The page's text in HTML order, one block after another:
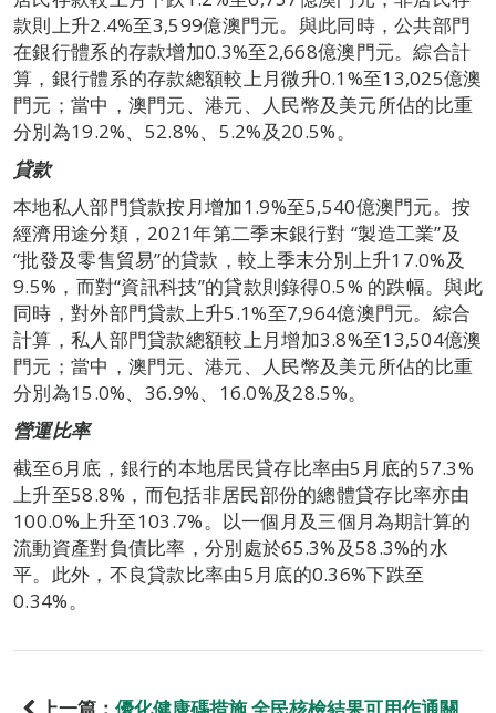
款則上升2.4%至3,599億澳門元。與此同時，公共部門
在銀行體系的存款增加0.3%至2,668億澳門元。綜合計
算，銀行體系的存款總額較上月微升0.1%至13,025億澳
門元；當中，澳門元、港元、人民幣及美元所佔的比重
分別為19.2%、52.8%、5.2%及20.5%。
貸款
本地私人部門貸款按月增加1.9%至5,540億澳門元。按
經濟用途分類，2021年第二季末銀行對 “製造工業”及
“批發及零售貿易”的貸款，較上季末分別上升17.0%及
9.5%，而對“資訊科技”的貸款則錄得0.5% 的跌幅。與此
同時，對外部門貸款上升5.1%至7,964億澳門元。綜合
計算，私人部門貸款總額較上月增加3.8%至13,504億澳
門元；當中，澳門元、港元、人民幣及美元所佔的比重
分別為15.0%、36.9%、16.0%及28.5%。
營運比率
截至6月底，銀行的本地居民貸存比率由5月底的57.3%
上升至58.8%，而包括非居民部份的總體貸存比率亦由
100.0%上升至103.7%。以一個月及三個月為期計算的
流動資產對負債比率，分別處於65.3%及58.3%的水
平。此外，不良貸款比率由5月底的0.36%下跌至
0.34%。